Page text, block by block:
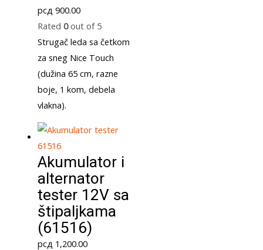
рсд 900.00
Rated 0out of 5
Strugač leda sa četkom
za sneg Nice Touch
(dužina 65 cm, razne
boje, 1 kom, debela
vlakna).
Akumulator i
alternator
tester 12V sa
štipaljkama
(61516)
рсд 1,200.00